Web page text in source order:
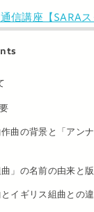
信講座【SARAス
曲の背景と「アン
曲」の名前の由来と
イギリス組曲との